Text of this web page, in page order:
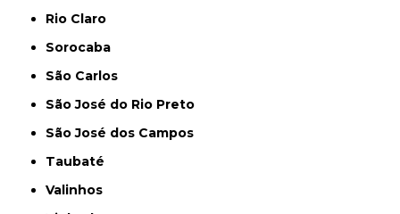
Rio Claro
Sorocaba
São Carlos
São José do Rio Preto
São José dos Campos
Taubaté
Valinhos